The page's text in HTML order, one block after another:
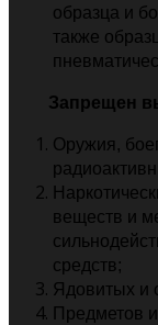
образца и
также
Запрещен
Оружия,
веществ и
средств;
Ядовитых и
Предметов